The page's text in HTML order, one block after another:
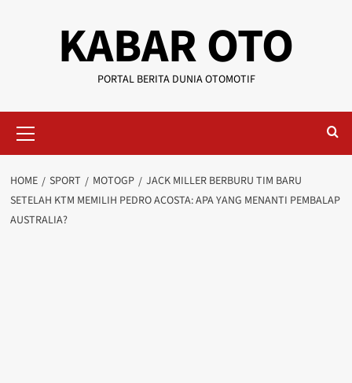
KABAR OTO
PORTAL BERITA DUNIA OTOMOTIF
HOME SPORT MOTOGP
JACK MILLER BERBURU TIM BARU
SETELAH KTM MEMILIH PEDRO ACOSTA: APA YANG MENANTI PEMBALAP
AUSTRALIA?